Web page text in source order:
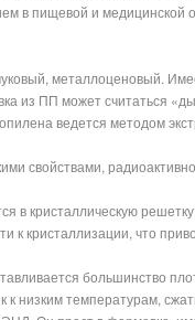
в пищевой и медицинской
металлоценовый.
из ПП может считаться
ведется методом
свойствами,
в кристаллическую
к кристаллизации, что
большинство
к низким температурам,